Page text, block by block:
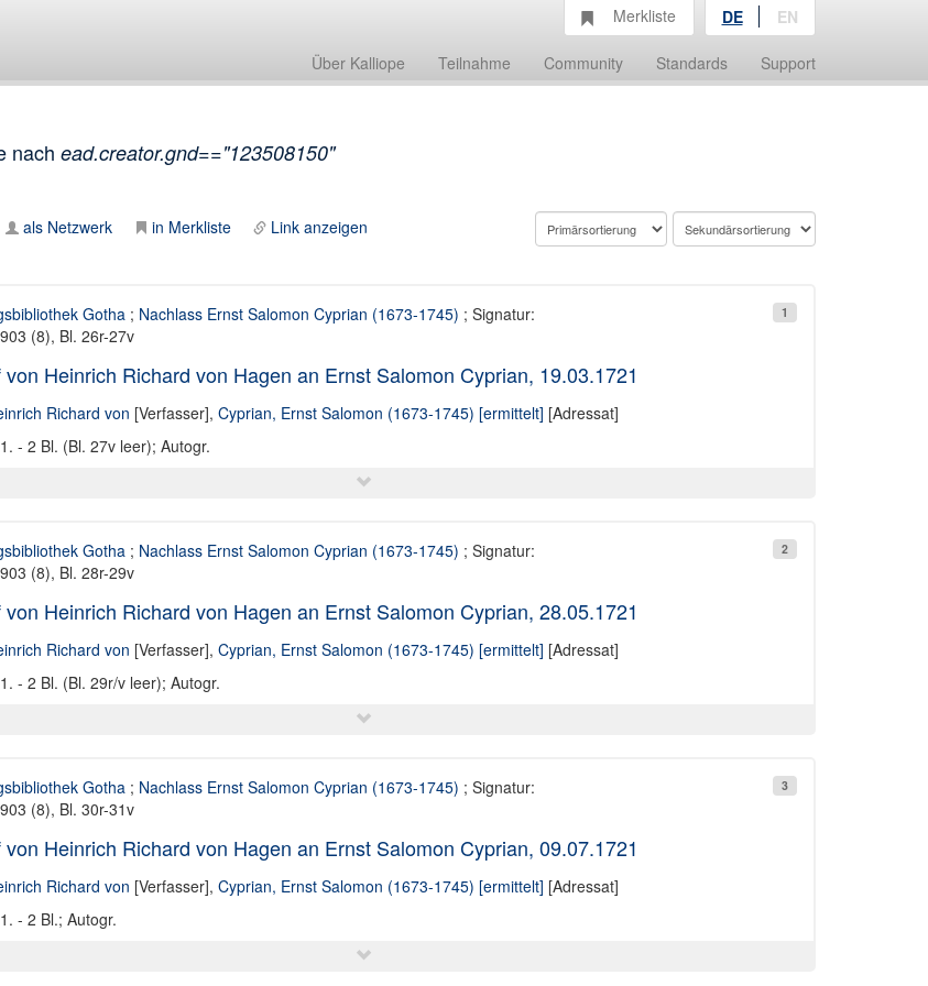
Über Kalliope Teilnahme Community Standards Support
Merkliste DE EN
nach ead.creator.gnd=="123508150"
als Netzwerk in Merkliste Link anzeigen
1
Gotha; Nachlass Ernst Salomon Cyprian (1673-1745) ; Signatur:
(8), Bl. 26r-27v
von Heinrich Richard von Hagen an Ernst Salomon Cyprian, 19.03.1721
Richard von [Verfasser], Cyprian, Ernst Salomon (1673-1745) [ermittelt] [Adressat]
- 2 Bl. (Bl. 27v leer); Autogr.
2
Gotha; Nachlass Ernst Salomon Cyprian (1673-1745) ; Signatur:
(8), Bl. 28r-29v
von Heinrich Richard von Hagen an Ernst Salomon Cyprian, 28.05.1721
Richard von [Verfasser], Cyprian, Ernst Salomon (1673-1745) [ermittelt] [Adressat]
- 2 Bl. (Bl. 29r/v leer); Autogr.
3
Gotha; Nachlass Ernst Salomon Cyprian (1673-1745) ; Signatur:
(8), Bl. 30r-31v
von Heinrich Richard von Hagen an Ernst Salomon Cyprian, 09.07.1721
Richard von [Verfasser], Cyprian, Ernst Salomon (1673-1745) [ermittelt] [Adressat]
- 2 Bl.; Autogr.